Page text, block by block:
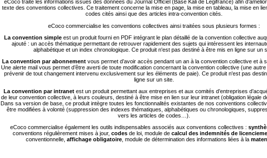
eCoco traite les informations issues des données du Journal Officiel (Base Kali de Legifrance) afin
texte des conventions collectives. Ce traitement concerne la mise en page, la mise en tableau, la mise en
codes cités ainsi que des articles intra-convention cités.
eCoco commercialise les conventions collectives ainsi traitées sous plusieurs formes :
La convention simpleest un produit fourni en PDF intégrant le plan détaillé de la convention collective
ajouté : un accès thématique permettant de retrouver rapidement des sujets qui intéressent les
alphabétique et un index chronologique. Ce produit n'est pas destiné à être mis en ligne sur un
La convention par abonnement vous permet d’avoir accès pendant un an à la convention collective et à
Une alerte mail vous permet d’être averti de toute modification concernant la convention collective (une
prévenir de tout changement intervenu exclusivement sur les éléments de paie). Ce produit n'est pas
ligne sur un site.
La convention par intranet est un produit permettant aux entreprises et aux comités d’entreprises
de leur convention collective, à leurs couleurs, destiné à être mise en lien sur leur intranet (obligation légale
Dans sa version de base, ce produit intègre toutes les fonctionnalités existantes de nos conventions
être modifiées à volonté (suppression des indexes thématiques, alphabétiques ou chronologiques,
vers les articles de codes…).
eCoco commercialise également les outils indispensables associés aux conventions collectives :
conventions régulièrement mises à jour, codes de loi, module de calcul des indemnités de
conventionnelle, affichage obligatoire , module de détermination des informations liées à la